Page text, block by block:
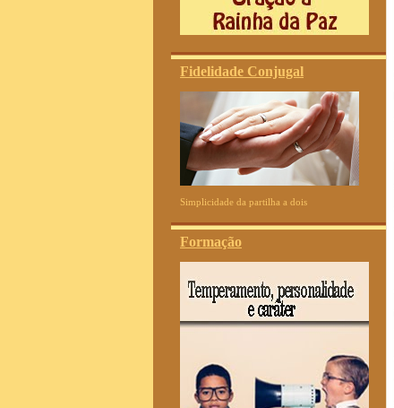
Fidelidade Conjugal
Simplicidade da partilha a dois
Formação